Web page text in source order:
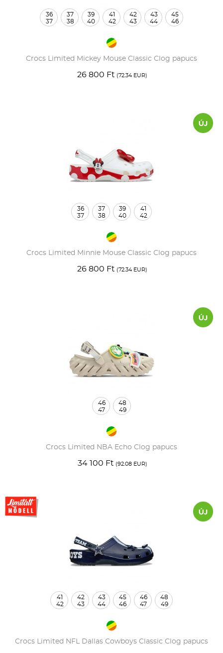
Crocs Limited Mickey Mouse Classic Clog papucs
26 800 Ft (72.34 EUR)
36
37
37
38
39
40
41
42
42
43
43
44
45
46
Crocs Limited Minnie Mouse Classic Clog papucs
26 800 Ft (72.34 EUR)
36
37
37
38
39
40
41
42
Crocs Limited NBA Echo Clog papucs
34 100 Ft (92.08 EUR)
46
47
48
49
Crocs Limited NFL Dallas Cowboys Classic Clog papucs
41
42
42
43
43
44
45
46
46
47
48
49